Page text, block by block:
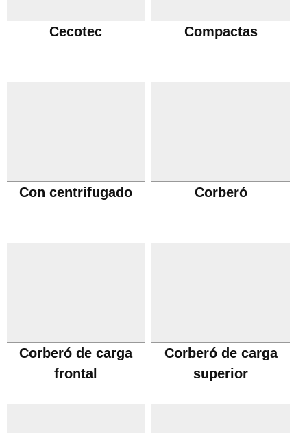
Cecotec Compactas
Con centrifugado Corberó
Corberó de carga
frontal
Corberó de carga
superior